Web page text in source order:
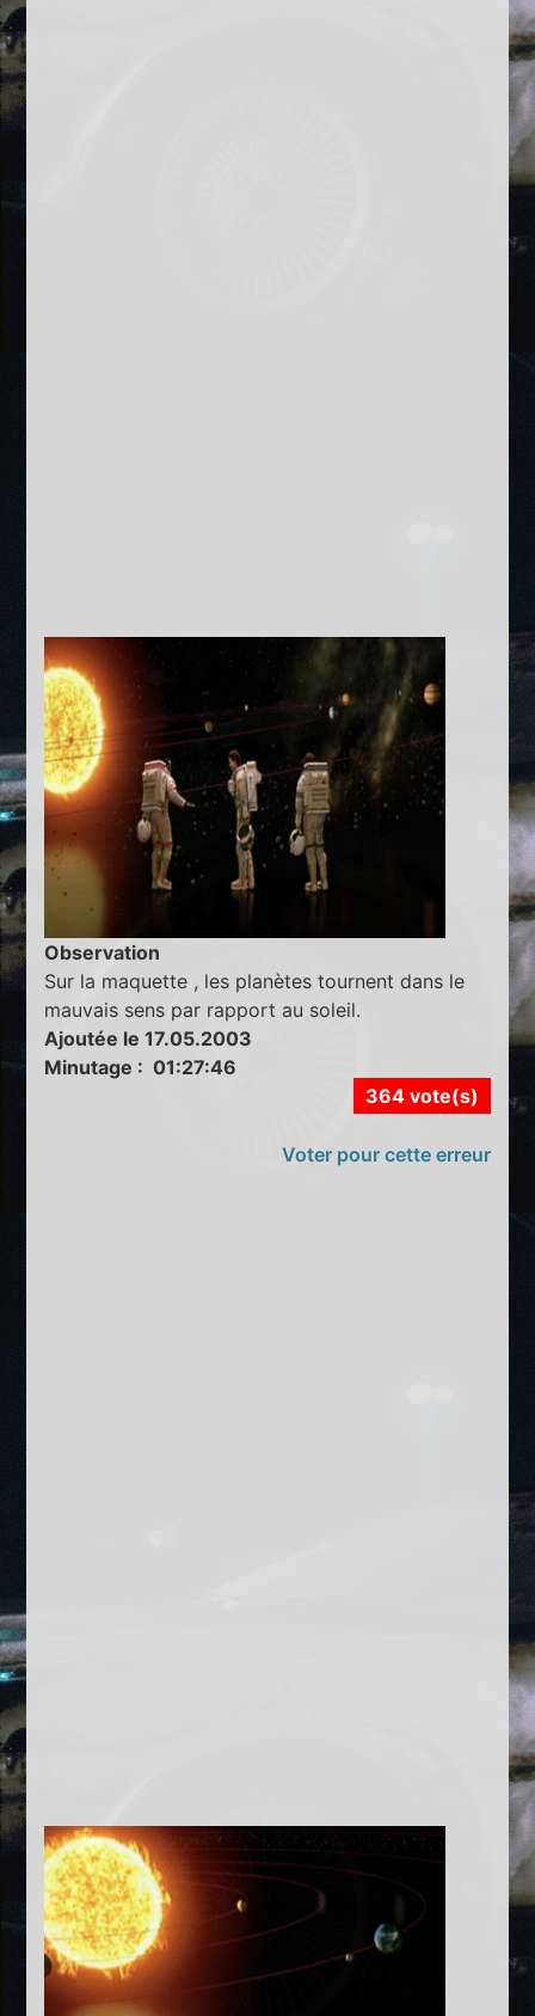
Observation
Sur la maquette , les planètes tournent dans le
mauvais sens par rapport au soleil.
Ajoutée le 17.05.2003
Minutage : 01:27:46
364 vote(s)
Voter pour cette erreur